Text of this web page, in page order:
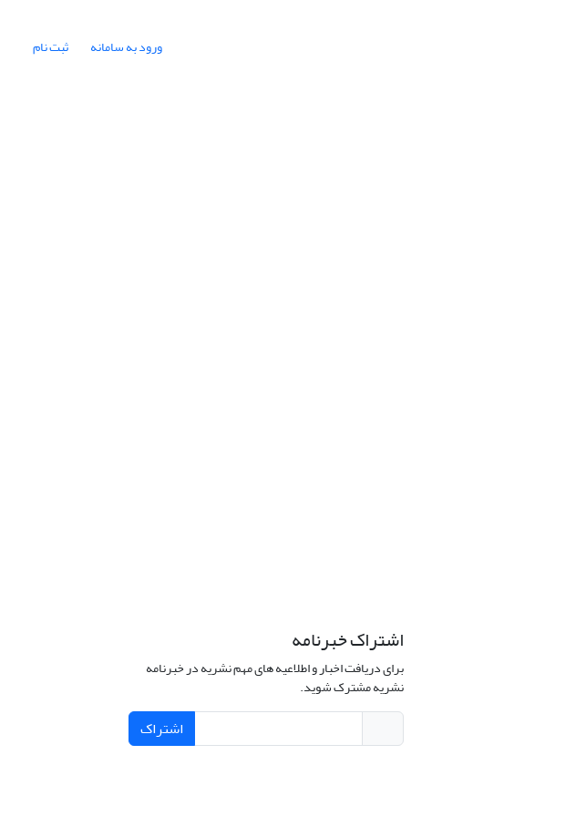
ورود به سامانه ثبت نام
اشتراک خبرنامه
برای دریافت اخبار و اطلاعیه های مهم نشریه در خبرنامه
نشریه مشترک شوید.
اشتراک